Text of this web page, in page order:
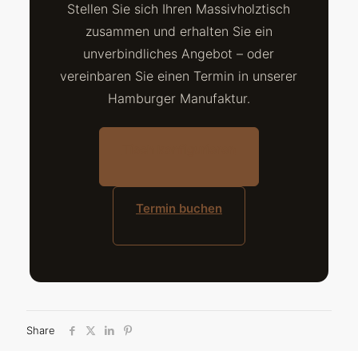
Stellen Sie sich Ihren Massivholztisch
zusammen und erhalten Sie ein
unverbindliches Angebot – oder
vereinbaren Sie einen Termin in unserer
Hamburger Manufaktur.
Termin buchen
Share